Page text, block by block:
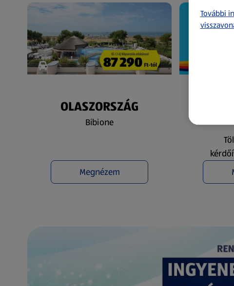
OLASZORSZÁG
Bibione
Megnézem
További